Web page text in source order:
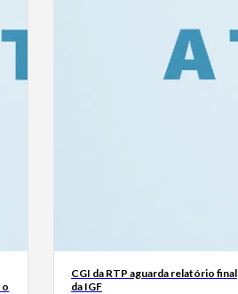
CGI da RTP aguarda relatório final
da IGF